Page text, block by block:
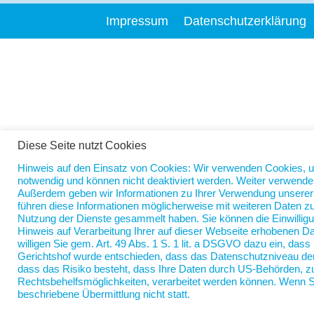
Impressum Datenschutzerklärung
Diese Seite nutzt Cookies
Hinweis auf den Einsatz von Cookies: Wir verwenden
notwendig und können nicht deaktiviert werden. Weiter
Außerdem geben wir Informationen zu Ihrer Verwendung
führen diese Informationen möglicherweise mit weiteren Daten
Nutzung der Dienste gesammelt haben. Sie können die
Hinweis auf Verarbeitung Ihrer auf dieser Webseite erhobenen
willigen Sie gem. Art. 49 Abs. 1 S. 1 lit. a DSGVO dazu ein,
Gerichtshof wurde entschieden, dass das Datenschutzniveau
dass das Risiko besteht, dass Ihre Daten durch US-Behörden,
Rechtsbehelfsmöglichkeiten, verarbeitet werden können.
beschriebene Übermittlung nicht statt.